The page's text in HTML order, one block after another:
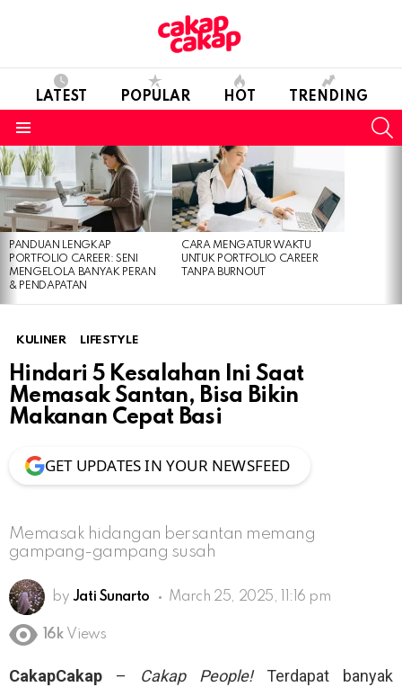
LATEST POPULAR HOT TRENDING
LATEST
STORIES
PANDUAN LENGKAP
PORTFOLIO CAREER: SENI
MENGELOLA BANYAK PERAN
& PENDAPATAN
CARA MENGATUR WAKTU
UNTUK PORTFOLIO CAREER
TANPA BURNOUT
KULINER LIFESTYLE
Hindari 5 Kesalahan Ini Saat
Memasak Santan, Bisa Bikin
Makanan Cepat Basi
GET UPDATES IN YOUR NEWSFEED
Memasak hidangan bersantan memang
gampang-gampang susah
by Jati Sunarto March 25, 2025, 11:16 pm
16k Views
CakapCakap – Cakap People!Terdapat banyak